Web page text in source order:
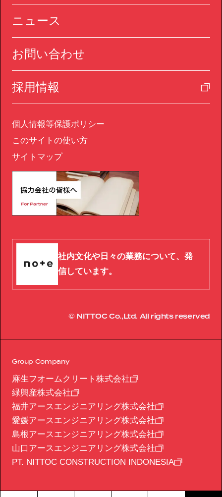
ニュース
お問い合わせ
採用情報
個人情報等保護ポリシー
このサイトの使い方
サイトマップ
社内文化や日々の業務について、発
信しています。
© NITTOC Co.,Ltd. All rights reserved
Group Company
麻生フオームクリート株式会社
緑興産株式会社
福井アースエンジニアリング株式会社
愛媛アースエンジニアリング株式会社
島根アースエンジニアリング株式会社
山口アースエンジニアリング株式会社
PT. NITTOC CONSTRUCTION INDONESIA